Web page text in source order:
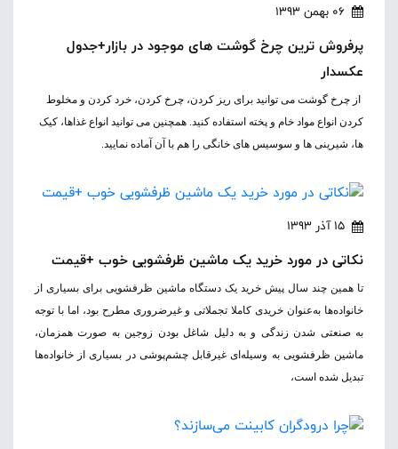
06 بهمن 1393
پرفروش ترین چرخ گوشت های موجود در بازار+جدول
عکسدار
از چرخ گوشت می توانید برای ریز کردن، چرخ کردن، خرد کردن و مخلوط
کردن انواع مواد خام و پخته استفاده کنید. همچنین می توانید انواع غذاها، کیک
ها، شیرینی ها و سوسیس های خانگی را هم با آن آماده نمایید.
15 آذر 1393
نکاتی در مورد خرید یک ماشین ظرفشویی خوب +قیمت
تا همین چند سال پیش خرید یک دستگاه ماشین ظرفشویی برای بسیاری از
خانواده‌ها به‌عنوان خریدی کاملا تجملاتی و غیرضروری مطرح بود، اما با توجه
به صنعتی شدن زندگی و به دلیل شاغل بودن زوجین به صورت همزمان،
ماشین ظرفشویی به وسیله‌ای غیرقابل چشم‌پوشی در بسیاری از خانواده‌ها
تبدیل شده است،